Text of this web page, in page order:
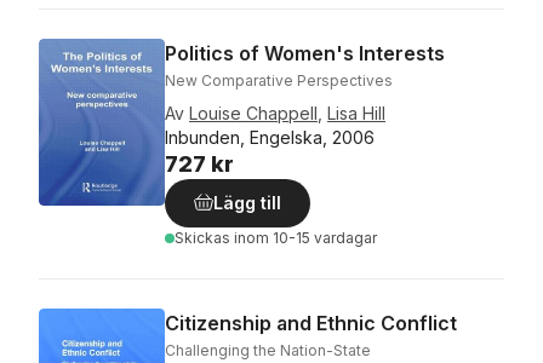
Politics of Women's Interests
New Comparative Perspectives
Av Louise Chappell Lisa Hill
Inbunden, Engelska, 2006
727 kr
Lägg till
Skickas inom 10-15 vardagar
Citizenship and Ethnic Conflict
Challenging the Nation-State